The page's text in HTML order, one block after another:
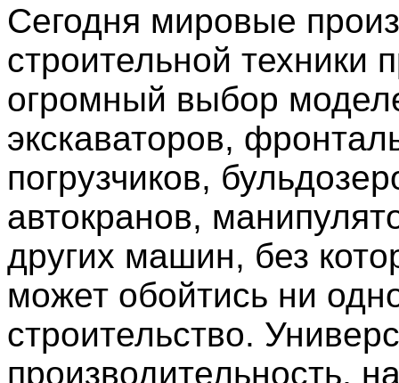
Сегодня мировые
строительной техники
огромный выбор
экскаваторов,
погрузчиков,
автокранов,
других машин, без
может обойтись ни
строительство.
производительность,